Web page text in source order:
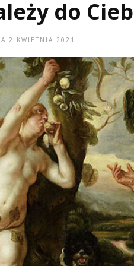
do
2 KWIETNIA 2021